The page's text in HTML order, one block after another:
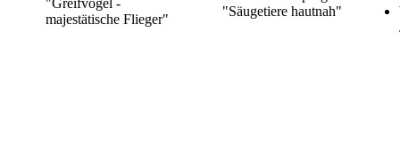
majestätische Flieger"
"Säugetiere hautnah"